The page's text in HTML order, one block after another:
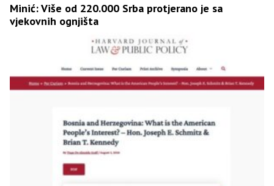
Minić: Više od 220.000 Srba protjerano je sa
vjekovnih ognjišta